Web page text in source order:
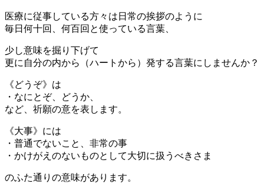
医療に従事している方々は日常の挨拶のように
毎日何十回、何百回と使っている言葉、
少し意味を掘り下げて
更に自分の内から（ハートから）発する言葉にしませんか？
《どうぞ》は
・なにとぞ、どうか、
など、祈願の意を表します。
《大事》には
・普通でないこと、非常の事
・かけがえのないものとして大切に扱うべきさま
のふた通りの意味があります。